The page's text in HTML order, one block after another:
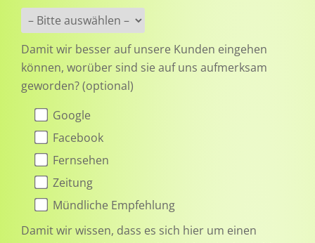
Damit wir besser auf unsere Kunden eingehen
können, worüber sind sie auf uns aufmerksam
geworden? (optional)
Google
Facebook
Fernsehen
Zeitung
Mündliche Empfehlung
Damit wir wissen, dass es sich hier um einen